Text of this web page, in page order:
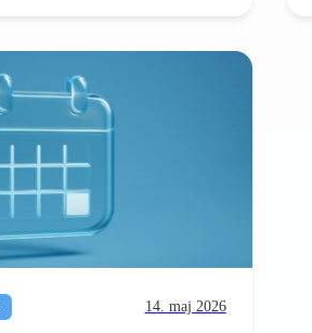
14. maj 2026